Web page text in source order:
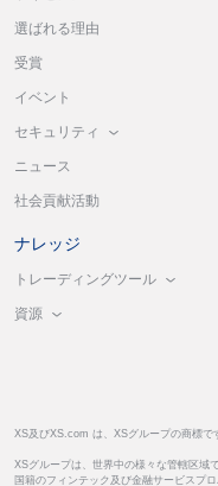
選ばれる理由
受賞
イベント
セキュリティ
ニュース
社会貢献活動
ナレッジ
トレーディングツール
資源
XS及びXS.com は、XSグループの商標で
XSグループは、世界中の様々な管轄区域
国籍のフィンテック及び金融サービスプロ